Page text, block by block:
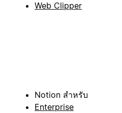
Web Clipper
Notion สำหรับ
Enterprise